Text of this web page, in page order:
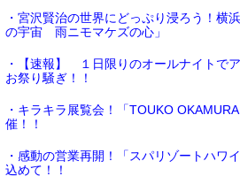
・宮沢賢治の世界にどっぷり浸ろう！横
の宇宙 雨ニモマケズの心」
・【速報】 １日限りのオールナイトで
お祭り騒ぎ！！
・キラキラ展覧会！「TOUKO
催！！
・感動の営業再開！「スパリゾートハ
込めて！！